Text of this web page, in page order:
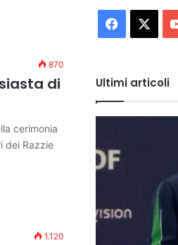
870
di
cerimonia
dei Razzie
1.120
Facebook
Ultimi articoli